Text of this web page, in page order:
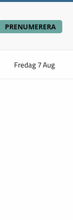
PRENUMERERA
Fredag 7 Aug